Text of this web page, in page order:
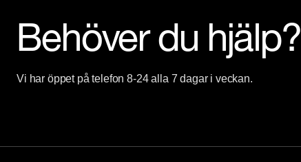
Behöver du hjälp?
Vi har öppet på telefon 8-24 alla 7 dagar i veckan.